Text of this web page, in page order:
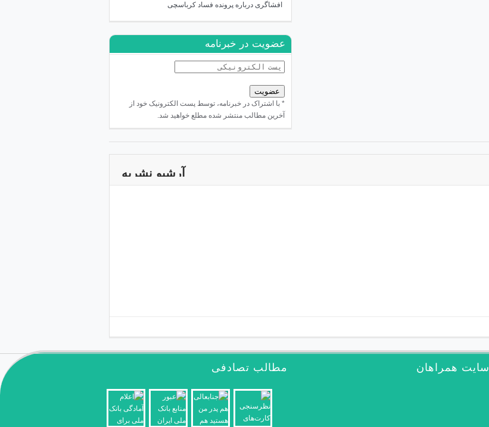
افشاگری درباره پرونده فساد کرباسچی
عضویت در خبرنامه
* با اشتراک در خبرنامه، توسط پست الکترونیک خود از
آخرین مطالب منتشر شده مطلع خواهید شد.
آرشیو نشریه
مطالب تصادفی سایت همراهان